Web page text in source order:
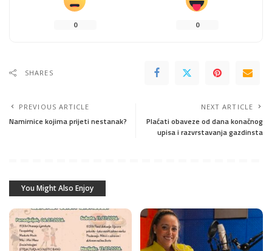
0 0
SHARES
PREVIOUS ARTICLE
Namirnice kojima prijeti nestanak?
NEXT ARTICLE
Plaćati obaveze od dana konačnog
upisa i razvrstavanja gazdinsta
You Might Also Enjoy